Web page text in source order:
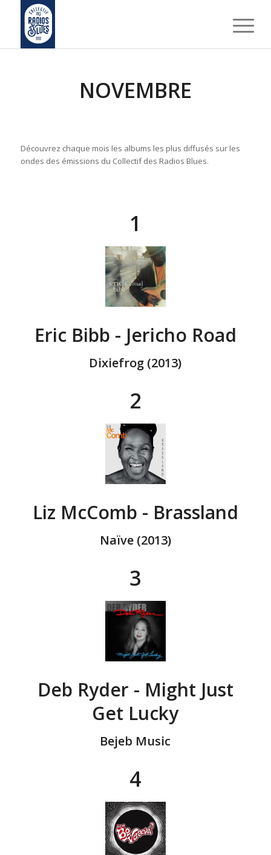
NOVEMBRE
Découvrez chaque mois les albums les plus diffusés sur les
ondes des émissions du Collectif des Radios Blues.
1
Eric Bibb - Jericho Road
Dixiefrog (2013)
2
Liz McComb - Brassland
Naïve (2013)
3
Deb Ryder - Might Just
Get Lucky
Bejeb Music
4